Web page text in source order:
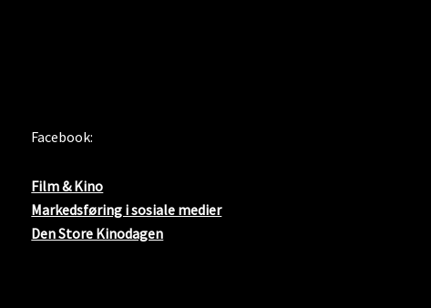
Facebook:
Film & Kino
Markedsføring i sosiale medier
Den Store Kinodagen